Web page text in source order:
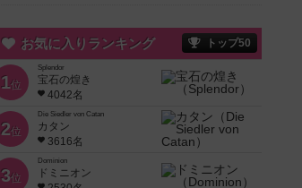
お気に入りランキング トップ50
1位
Splendor
宝石の煌き
4042名
2位
Die Siedler von Catan
カタン
3616名
3位
Dominion
ドミニオン